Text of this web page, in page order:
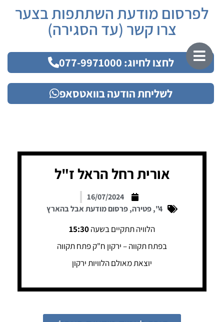
לפרסום מודעת השתתפות בצער
צרו קשר (עד הסגירה)
לחצו לחיוג: 077-9971000
לשליחת הודעה בוואטסאפ
אורית רחל הראל ז"ל
16/07/2024
4"
,פטירה,פרסום מודעת אבל בהארץ
הלוויה תתקיים בשעה15:30
בפתח תקווה – ירקון ח"ק פתח תקווה
יוצאת מאולם הלוויות ירקון